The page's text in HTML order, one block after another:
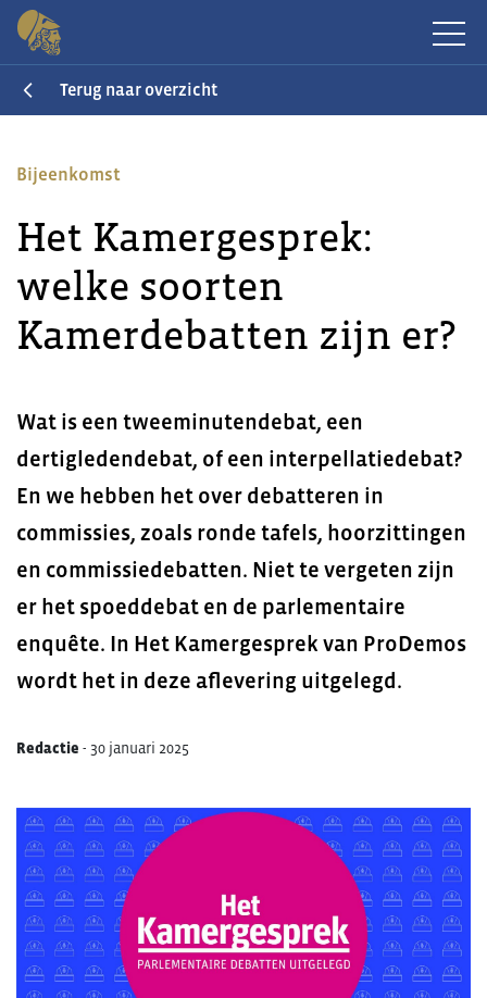
Terug naar overzicht
Bijeenkomst
Het Kamergesprek:
welke soorten
Kamerdebatten zijn er?
Wat is een tweeminutendebat, een
dertigledendebat, of een interpellatiedebat?
En we hebben het over debatteren in
commissies, zoals ronde tafels, hoorzittingen
en commissiedebatten. Niet te vergeten zijn
er het spoeddebat en de parlementaire
enquête. In Het Kamergesprek van ProDemos
wordt het in deze aflevering uitgelegd.
Redactie - 30 januari 2025